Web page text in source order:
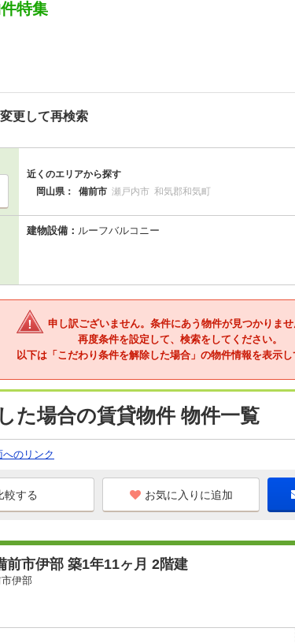
特集
更して再検索
近くのエリアから探す
岡山県：
備前市 瀬戸内市 和気郡和気町
建物設備： ルーフバルコニー
申し訳ございません。条件にあう物件が見つかりませ
再度条件を設定して、検索をしてください。
以下は「こだわり条件を解除した場合」の物件情報を表示し
た場合の賃貸物件 物件一覧
のリンク
お気に入りに追加
前市伊部 築1年11ヶ月 2階建
伊部